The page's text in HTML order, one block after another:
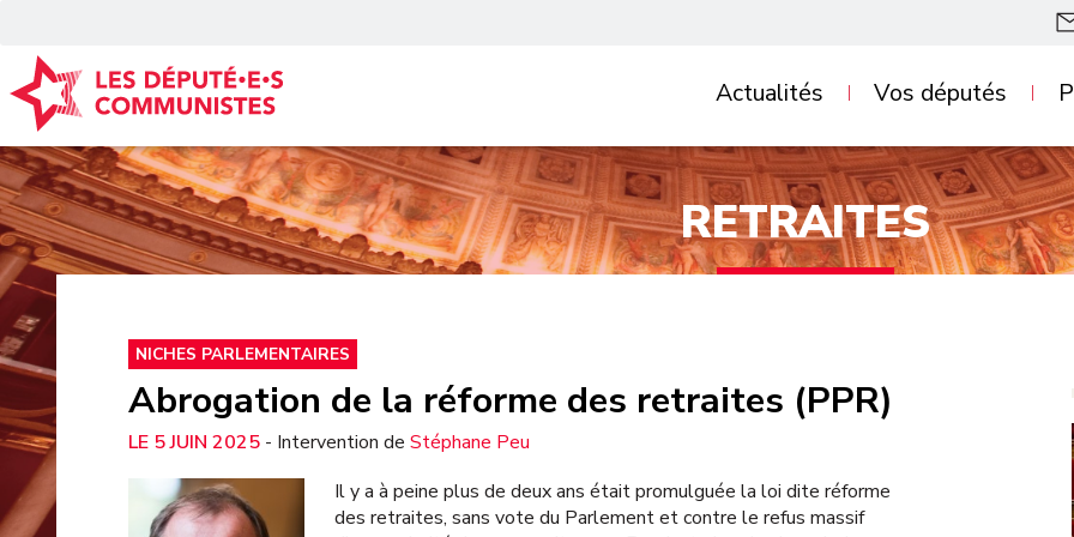
Actualités
Questions au
Lettre des députés
Communiqués de
Vos députés
RETRAITES
NICHES PARLEMENTAIRES
Abrogation de la réforme des retraites (PPR)
5 JUIN 2025 - Intervention de Stéphane Peu
Il y a à peine plus de deux ans était promulguée la loi dite réforme
des retraites, sans vote du Parlement et contre le refus massif